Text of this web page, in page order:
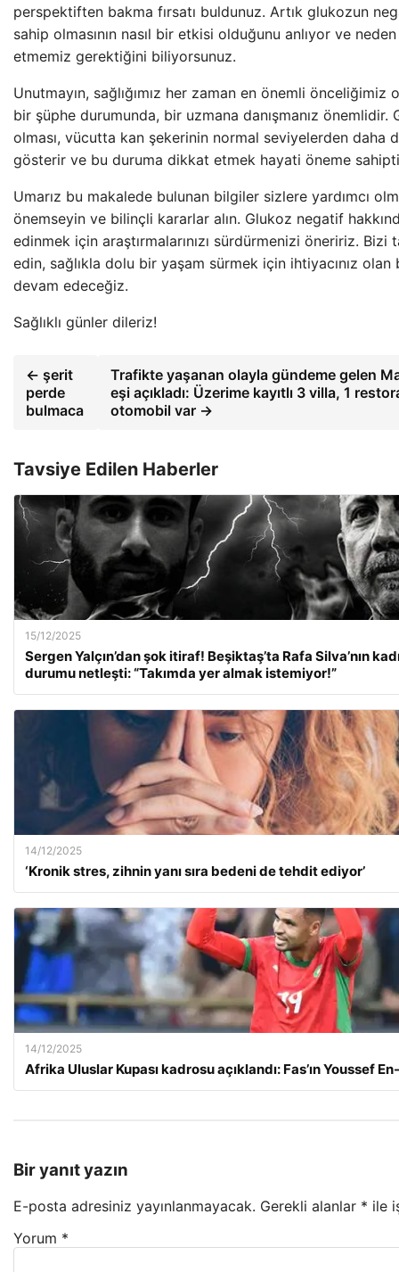
perspektiften bakma fırsatı buldunuz. Artık glukozun
sahip olmasının nasıl bir etkisi olduğunu anlıyor ve
etmemiz gerektiğini biliyorsunuz.
Unutmayın, sağlığımız her zaman en önemli önceliğimiz
bir şüphe durumunda, bir uzmana danışmanız önemlidir.
olması, vücutta kan şekerinin normal seviyelerden daha
gösterir ve bu duruma dikkat etmek hayati öneme
Umarız bu makalede bulunan bilgiler sizlere yardımcı
önemseyin ve bilinçli kararlar alın. Glukoz negatif
edinmek için araştırmalarınızı sürdürmenizi öneririz.
edin, sağlıkla dolu bir yaşam sürmek için ihtiyacınız
devam edeceğiz.
Sağlıklı günler dileriz!
← şerit
perde
bulmaca
Trafikte yaşanan olayla gündeme gelen
eşi açıkladı: Üzerime kayıtlı 3 villa, 1
otomobil var →
Tavsiye Edilen Haberler
15/12/2025
Sergen Yalçın’dan şok itiraf! Beşiktaş’ta Rafa Silva’nın
durumu netleşti: “Takımda yer almak istemiyor!”
14/12/2025
‘Kronik stres, zihnin yanı sıra bedeni de tehdit ediyor’
14/12/2025
Afrika Uluslar Kupası kadrosu açıklandı: Fas’ın Youssef
Bir yanıt yazın
E-posta adresiniz yayınlanmayacak. Gerekli alanlar * ile
Yorum *